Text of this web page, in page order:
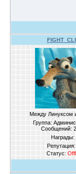
Между Линуксом
Группа:
Сообщений:
Награды:
Репутация:
Статус: